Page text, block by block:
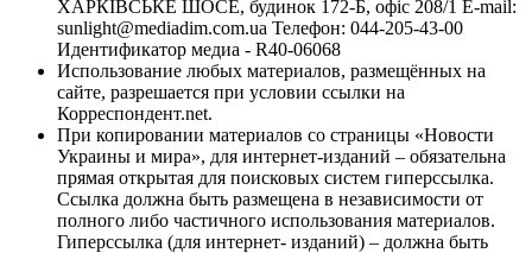
ХАРКІВСЬКЕ ШОСЕ, будинок 172-Б, офіс 208/1 E-mail:
sunlight@mediadim.com.ua Телефон: 044-205-43-00
Идентификатор медиа - R40-06068
Использование любых материалов, размещённых на
сайте, разрешается при условии ссылки на
Корреспондент.net.
При копировании материалов со страницы «Новости
Украины и мира», для интернет-изданий – обязательна
прямая открытая для поисковых систем гиперссылка.
Ссылка должна быть размещена в независимости от
полного либо частичного использования материалов.
Гиперссылка (для интернет- изданий) – должна быть